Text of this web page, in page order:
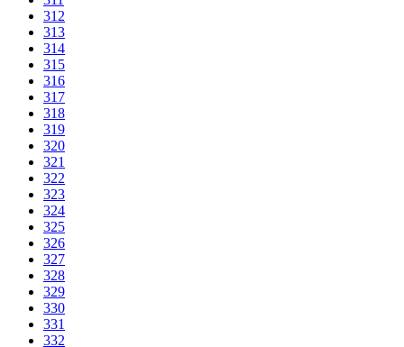
312
313
314
315
316
317
318
319
320
321
322
323
324
325
326
327
328
329
330
331
332